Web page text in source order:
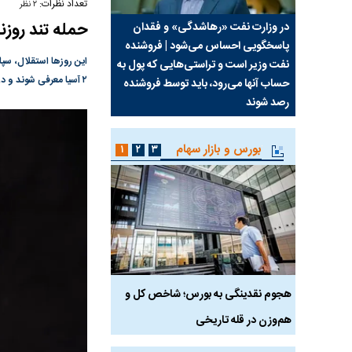
تعداد نظرات: ۲ نظر
حمله تند
این روز‌ها استقلال،
۲ آسیا معرفی شوند و در راه رسیدن به این هدف از هیچ بی‌اخلاقی و بی‌حرمتی به هم دریغ نمی‌کنند.
در وزارت نفت «رهاشدگی» و فقدان
پاسخگویی احساس می‌شود | فروشنده
نفت وزیر است و تراستی‌هایی که پول به
حساب آنها می‌رود، باید توسط فروشنده
رصد شوند
چرا رویای آمریکایی
نابودی محور
واشنگتن را زمین زد
بورس و بازار سهام
هجوم نقدینگی به بورس؛ شاخص کل و
هم‌وزن در قله تاریخی
۱ ۲ ۳